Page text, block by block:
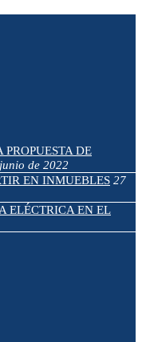
DE
de 2022
EN INMUEBLES 27
ELÉCTRICA EN EL